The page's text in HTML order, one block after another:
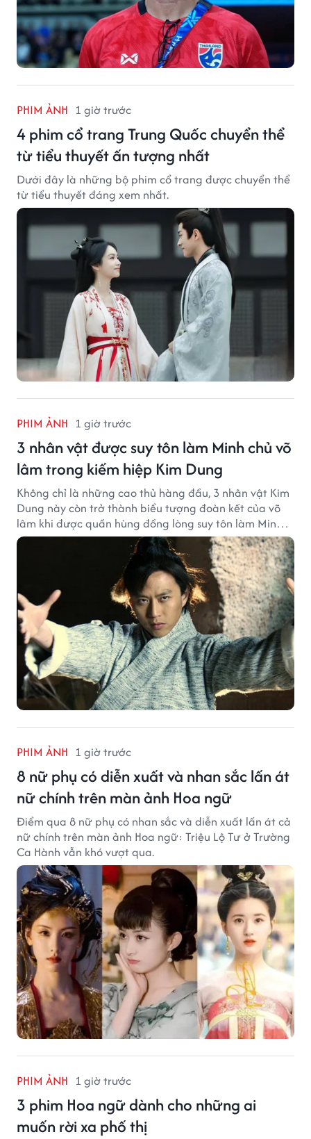
PHIM ẢNH 1 giờ trước
4 phim cổ trang Trung Quốc chuyển thể
từ tiểu thuyết ấn tượng nhất
Dưới đây là những bộ phim cổ trang được chuyển thể
từ tiểu thuyết đáng xem nhất.
PHIM ẢNH 1 giờ trước
3 nhân vật được suy tôn làm Minh chủ võ
lâm trong kiếm hiệp Kim Dung
Không chỉ là những cao thủ hàng đầu, 3 nhân vật Kim
Dung này còn trở thành biểu tượng đoàn kết của võ
lâm khi được quần hùng đồng lòng suy tôn làm Minh
chủ.
PHIM ẢNH 1 giờ trước
8 nữ phụ có diễn xuất và nhan sắc lấn át
nữ chính trên màn ảnh Hoa ngữ
Điểm qua 8 nữ phụ có nhan sắc và diễn xuất lấn át cả
nữ chính trên màn ảnh Hoa ngữ: Triệu Lộ Tư ở Trường
Ca Hành vẫn khó vượt qua.
PHIM ẢNH 1 giờ trước
3 phim Hoa ngữ dành cho những ai
muốn rời xa phố thị